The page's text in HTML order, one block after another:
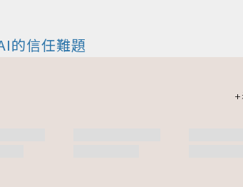
的信任難題